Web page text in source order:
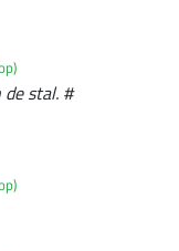
stal. #